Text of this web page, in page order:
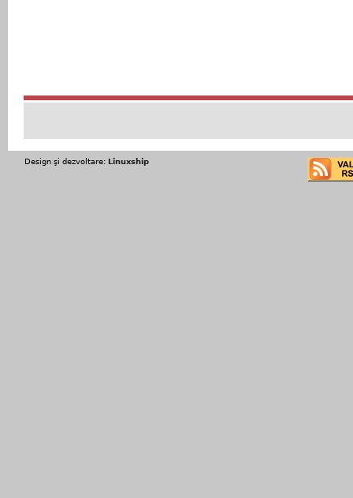
Design şi dezvoltare: Linuxship